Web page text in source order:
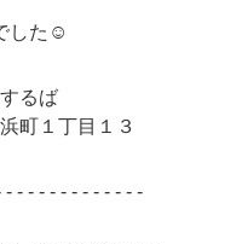
した☺
るば
町１丁目１３
- - - - - - - - - - - -